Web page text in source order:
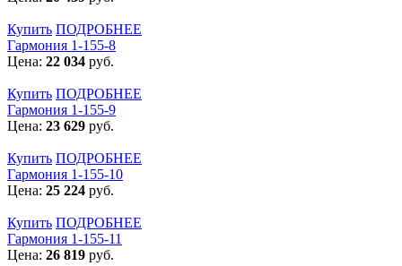
Купить ПОДРОБНЕЕ
Гармония 1-155-8
Цена: 22 034 руб.
Купить ПОДРОБНЕЕ
Гармония 1-155-9
Цена: 23 629 руб.
Купить ПОДРОБНЕЕ
Гармония 1-155-10
Цена: 25 224 руб.
Купить ПОДРОБНЕЕ
Гармония 1-155-11
Цена: 26 819 руб.